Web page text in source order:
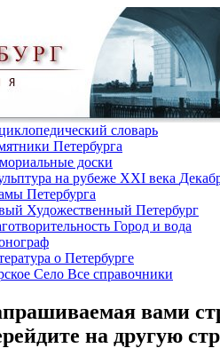
словарь
Петербурга
доски
на рубеже XXI века
Петербурга
Художественный Петербург
Город и вода
о Петербурге
Село Все справочники
вами
на другую